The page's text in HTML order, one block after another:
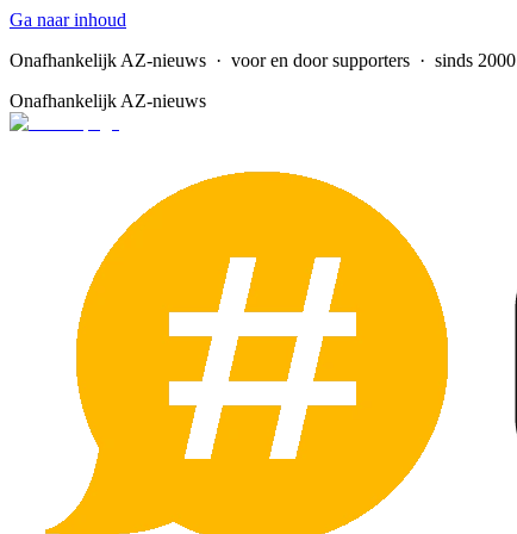
Ga naar inhoud
Onafhankelijk AZ-nieuws · voor en door supporters · sinds 2000
Onafhankelijk AZ-nieuws